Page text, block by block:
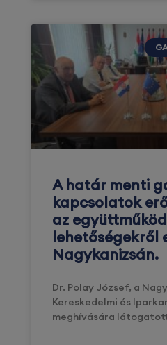
A határ menti
kapcsolatok
az
lehetőségekről
Nagykanizsán.
Dr. Polay József, a
Kereskedelmi és
meghívására